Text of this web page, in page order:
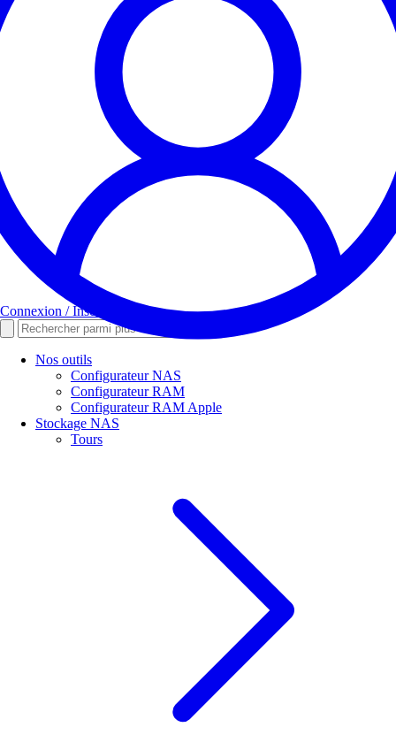
Connexion / Inscription
Nos outils
Configurateur NAS
Configurateur RAM
Configurateur RAM Apple
Stockage NAS
Tours